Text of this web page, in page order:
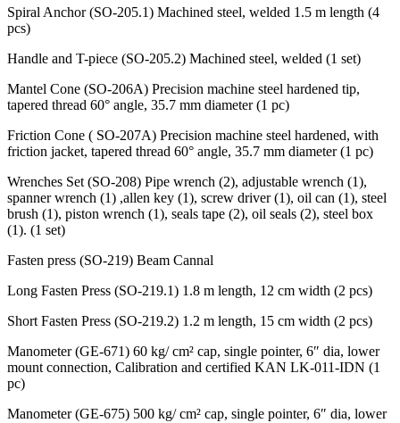
Spiral Anchor (SO-205.1) Machined steel, welded 1.5 m length (4
pcs)
Handle and T-piece (SO-205.2) Machined steel, welded (1 set)
Mantel Cone (SO-206A) Precision machine steel hardened tip,
tapered thread 60° angle, 35.7 mm diameter (1 pc)
Friction Cone ( SO-207A) Precision machine steel hardened, with
friction jacket, tapered thread 60° angle, 35.7 mm diameter (1 pc)
Wrenches Set (SO-208) Pipe wrench (2), adjustable wrench (1),
spanner wrench (1) ,allen key (1), screw driver (1), oil can (1), steel
brush (1), piston wrench (1), seals tape (2), oil seals (2), steel box
(1). (1 set)
Fasten press (SO-219) Beam Cannal
Long Fasten Press (SO-219.1) 1.8 m length, 12 cm width (2 pcs)
Short Fasten Press (SO-219.2) 1.2 m length, 15 cm width (2 pcs)
Manometer (GE-671) 60 kg/ cm² cap, single pointer, 6″ dia, lower
mount connection, Calibration and certified KAN LK-011-IDN (1
pc)
Manometer (GE-675) 500 kg/ cm² cap, single pointer, 6″ dia, lower